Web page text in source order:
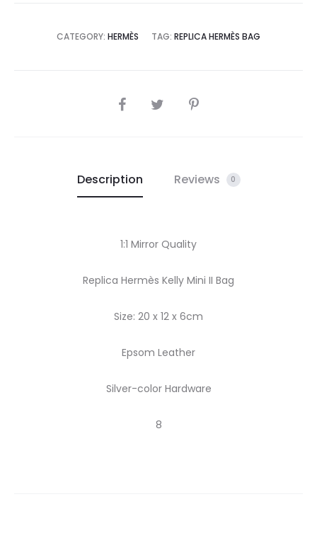
CATEGORY: HERMÈS TAG: REPLICA HERMÈS BAG
SHARE
Description Reviews 0
1:1 Mirror Quality
Replica Hermès Kelly Mini II Bag
Size: 20 x 12 x 6cm
Epsom Leather
Silver-color Hardware
8